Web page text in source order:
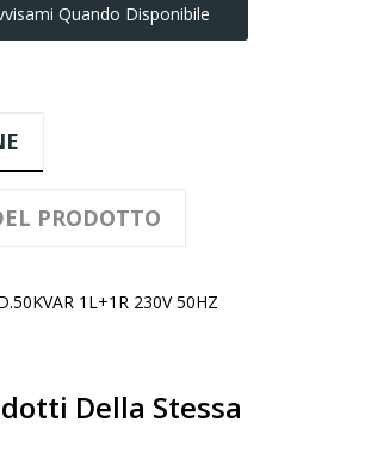
Quando Disponibile
PRODOTTO
1L+1R 230V 50HZ
Della Stessa